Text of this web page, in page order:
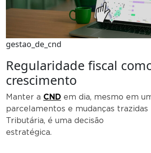
gestao_de_cnd
Regularidade fiscal
crescimento
Manter a CND em dia, mesmo em
parcelamentos e mudanças
Tributária, é uma decisão
estratégica.